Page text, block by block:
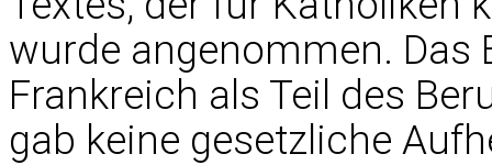
wurde angenommen.
Frankreich als Teil des
gab keine gesetzliche